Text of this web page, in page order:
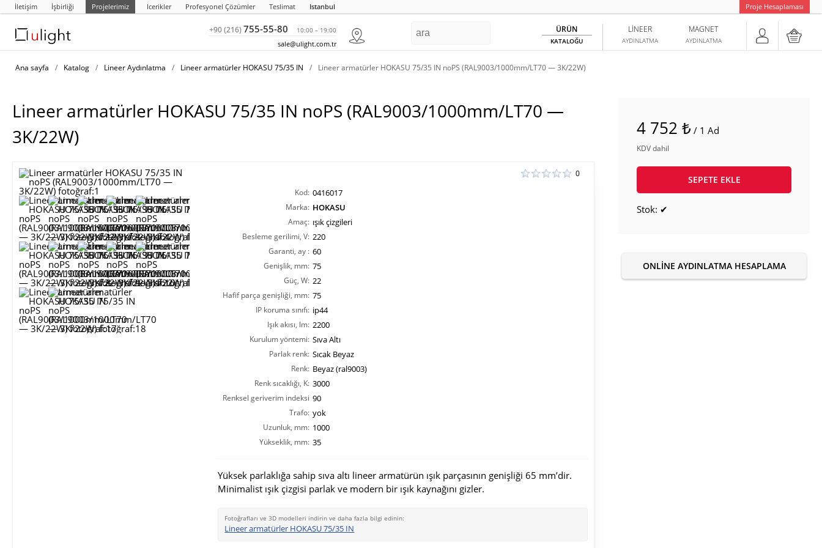
İletişim İşbirliği Projelerimiz Icerikler Profesyonel Çözümler Teslimat Istanbul Proje Hesaplaması
+90 (216)755-55-80 10:00 – 19:00
sale@ulight.com.tr
MAGNET
AYDINLATMA
LINEER
AYDINLATMA
ÜRÜN
KATALOĞU
Ana sayfa / Katalog / Lineer Aydınlatma / Lineer armatürler HOKASU 75/35 IN / Lineer armatürler HOKASU 75/35 IN noPS (RAL9003/1000mm/LT70 — 3K/22W)
Lineer armatürler HOKASU 75/35 IN noPS (RAL9003/1000mm/LT70 —
3K/22W)
0
Kod: 0416017
Marka: HOKASU
Amaç: ışık çizgileri
Besleme gerilimi, V: 220
Garanti, ay : 60
Genişlik, mm: 75
Güç, W: 22
Hafif parça genişliği, mm: 75
IP koruma sınıfı: ip44
Işık akısı, lm: 2200
Kurulum yöntemi: Sıva Altı
Parlak renk: Sıcak Beyaz
Renk: Beyaz (ral9003)
Renk sıcaklığı, K: 3000
Renksel geriverim indeksi
CRI(Ra):
90
Trafo: yok
Uzunluk, mm: 1000
Yükseklik, mm: 35
Yüksek parlaklığa sahip sıva altı lineer armatürün ışık parçasının genişliği 65 mm’dir.
Minimalist ışık çizgisi parlak ve modern bir ışık kaynağını gizler.
Fotoğrafları ve 3D modelleri indirin ve daha fazla bilgi edinin:
Lineer armatürler HOKASU 75/35 IN
4 752 ₺ / 1 Ad
KDV dahil
SEPETE EKLE
Stok: ✔
ONLINE AYDINLATMA HESAPLAMA